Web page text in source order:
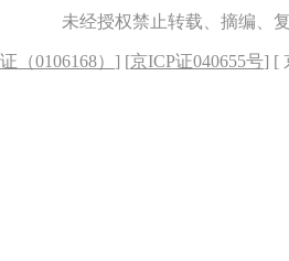
未经授权禁止转载、摘编、
（0106168） ] [京ICP证040655号] [